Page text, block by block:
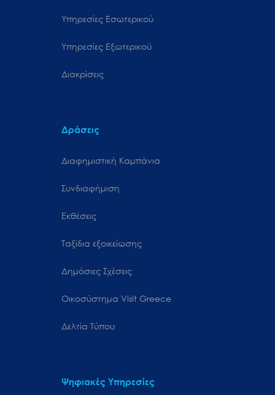
Υπηρεσίες Εσωτερικού
Υπηρεσίες Εξωτερικού
Διακρίσεις
Δράσεις
Διαφημιστική Καμπάνια
Συνδιαφήμιση
Εκθέσεις
Ταξίδια εξοικείωσης
Δημόσιες Σχέσεις
Oικοσύστημα Visit Greece
Δελτία Τύπου
Ψηφιακές Υπηρεσίες